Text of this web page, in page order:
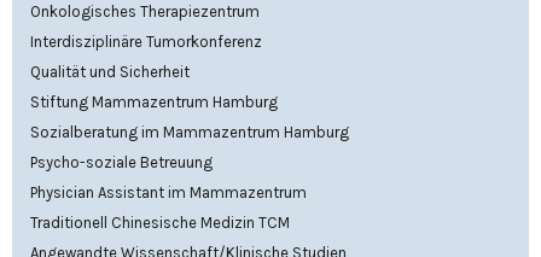
Onkologisches Therapiezentrum
Interdisziplinäre Tumorkonferenz
Qualität und Sicherheit
Stiftung Mammazentrum Hamburg
Sozialberatung im Mammazentrum Hamburg
Psycho-soziale Betreuung
Physician Assistant im Mammazentrum
Traditionell Chinesische Medizin TCM
Angewandte Wissenschaft/Klinische Studien